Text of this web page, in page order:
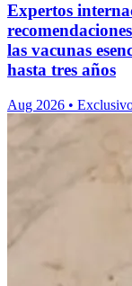
Expertos
las vacunas
hasta tres años
Aug 2026 •